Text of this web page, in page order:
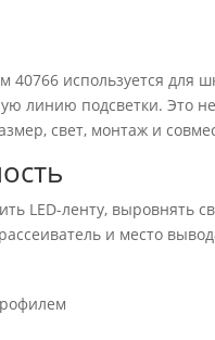
40766 используется для
линию подсветки. Это
свет, монтаж и
LED-ленту, выровнять
и место